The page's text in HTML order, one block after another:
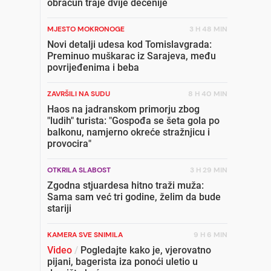
obračun traje dvije decenije
MJESTO MOKRONOGE 3 H 48 MIN
Novi detalji udesa kod Tomislavgrada:
Preminuo muškarac iz Sarajeva, među
povrijeđenima i beba
ZAVRŠILI NA SUDU 8 H 40 MIN
Haos na jadranskom primorju zbog
"ludih" turista: "Gospođa se šeta gola po
balkonu, namjerno okreće stražnjicu i
provocira"
OTKRILA SLABOST 3 H 29 MIN
Zgodna stjuardesa hitno traži muža:
Sama sam već tri godine, želim da bude
stariji
KAMERA SVE SNIMILA 9 H 6 MIN
Video / Pogledajte kako je, vjerovatno
pijani, bagerista iza ponoći uletio u